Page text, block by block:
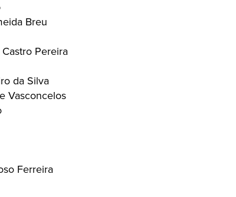
Breu
Pereira
da Silva
Vasconcelos
Ferreira